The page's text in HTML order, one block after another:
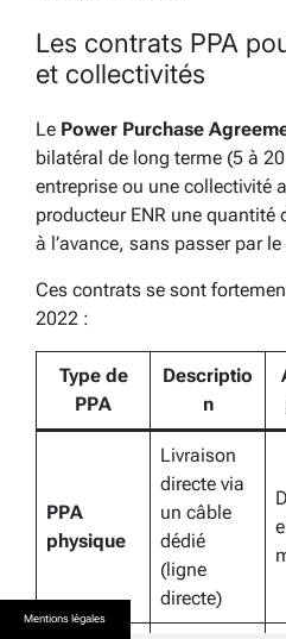
Mentions légales
Les contrats PPA
et collectivités
Le Power Purchase
bilatéral de long terme (5 à
entreprise ou une collectivité
producteur ENR une quantité
à l’avance, sans passer par
Ces contrats se sont
2022 :
Type de
PPA
Descriptio
n
PPA
physique
Livraison
directe via
un câble
dédié
(ligne
directe)